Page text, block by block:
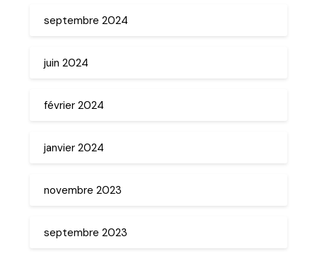
septembre 2024
juin 2024
février 2024
janvier 2024
novembre 2023
septembre 2023